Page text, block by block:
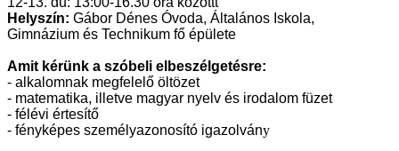
Helyszín: Gábor Dénes Óvoda, Általános Iskola,
Gimnázium és Technikum fő épülete
Amit kérünk a szóbeli elbeszélgetésre:
- alkalomnak megfelelő öltözet
- matematika, illetve magyar nyelv és irodalom füzet
- félévi értesítő
- fényképes személyazonosító igazolvány